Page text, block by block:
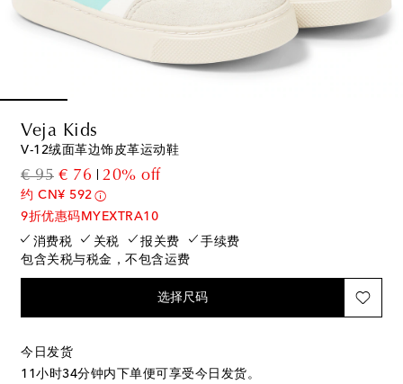
Veja Kids
V-12绒面革边饰皮革运动鞋
€ 95original price
€ 76discount price
20% off
约 CN¥ 592
9折优惠码MYEXTRA10
消费税
关税 报关费
手续费
包含关税与税金，不包含运费
选择尺码
今日发货
11小时34分钟内下单便可享受今日发货。